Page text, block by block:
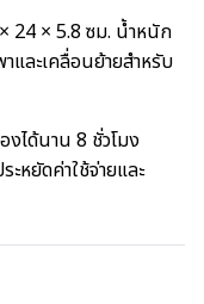
24 × 5.8 ซม. น้ำหนัก
และเคลื่อนย้ายสำหรับ
งได้นาน 8 ชั่วโมง
ะหยัดค่าใช้จ่ายและ